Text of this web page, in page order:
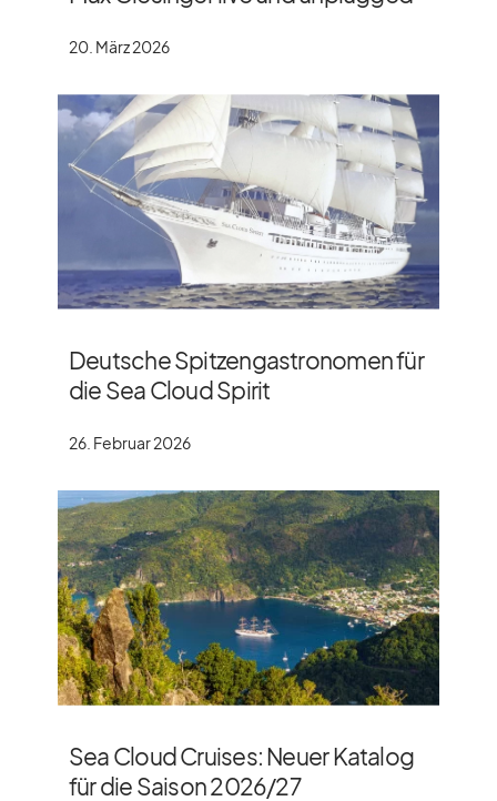
20. März 2026
Deutsche Spitzengastronomen für
die Sea Cloud Spirit
26. Februar 2026
Sea Cloud Cruises: Neuer Katalog
für die Saison 2026/​27